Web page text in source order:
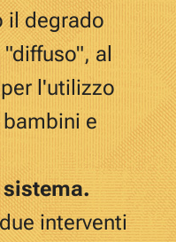
il degrado
al
l'utilizzo
e
interventi